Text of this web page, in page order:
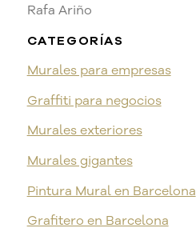
Rafa Ariño
CATEGORÍAS
Murales para empresas
Graffiti para negocios
Murales exteriores
Murales gigantes
Pintura Mural en Barcelona
Grafitero en Barcelona